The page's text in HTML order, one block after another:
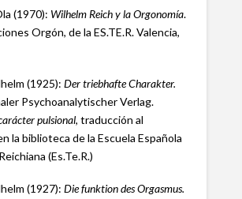
(1970): Wilhelm Reich y la Orgonomía.
Orgón, de la ES.TE.R. Valencia,
(1925): Der triebhafte Charakter.
Psychoanalytischer Verlag.
pulsional, traducción al
la biblioteca de la Escuela Española
(Es.Te.R.)
(1927): Die funktion des Orgasmus.